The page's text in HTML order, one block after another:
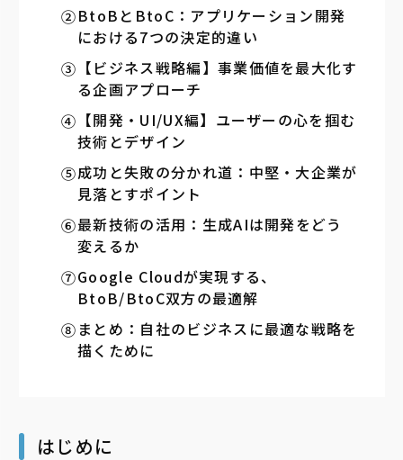
BtoBとBtoC：アプリケーション開発
における7つの決定的違い
【ビジネス戦略編】事業価値を最大化す
る企画アプローチ
【開発・UI/UX編】ユーザーの心を掴む
技術とデザイン
成功と失敗の分かれ道：中堅・大企業が
見落とすポイント
最新技術の活用：生成AIは開発をどう
変えるか
Google Cloudが実現する、
BtoB/BtoC双方の最適解
まとめ：自社のビジネスに最適な戦略を
描くために
はじめに